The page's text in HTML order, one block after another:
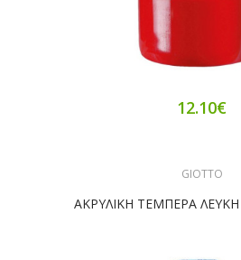
12.10€
GIOTTO
ΑΚΡΥΛΙΚΗ ΤΕΜΠΕΡΑ ΛΕΥΚΗ